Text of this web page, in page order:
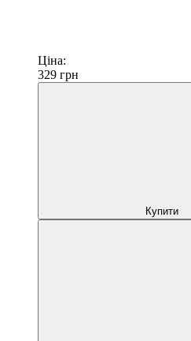
Ціна:
329 грн
Купити